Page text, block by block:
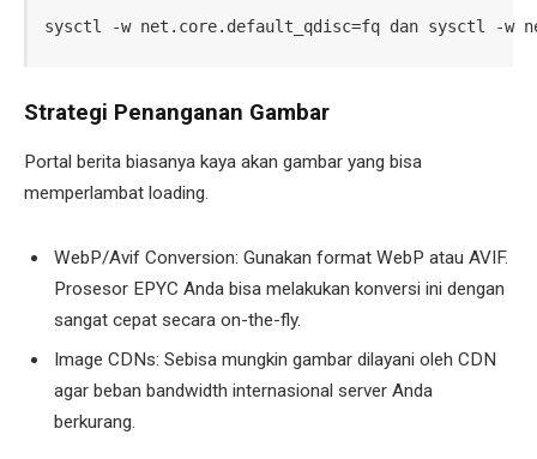
sysctl -w net.core.default_qdisc=fq dan sysctl -w
Strategi Penanganan Gambar
Portal berita biasanya kaya akan gambar yang bisa
memperlambat loading.
WebP/Avif Conversion: Gunakan format WebP atau AVIF.
Prosesor EPYC Anda bisa melakukan konversi ini dengan
sangat cepat secara on-the-fly.
Image CDNs: Sebisa mungkin gambar dilayani oleh CDN
agar beban bandwidth internasional server Anda
berkurang.